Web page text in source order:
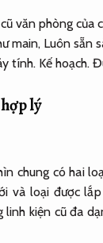
văn phòng của
main, Luôn sẵn
tính. Kế hoạch.
lý
chung có hai
và loại được
linh kiện cũ đa